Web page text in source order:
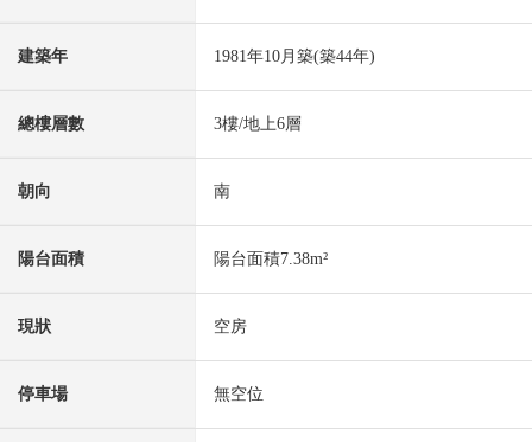
建築年 1981年10月築(築44年)
總樓層數 3樓/地上6層
朝向 南
陽台面積 陽台面積7.38m²
現狀 空房
停車場 無空位